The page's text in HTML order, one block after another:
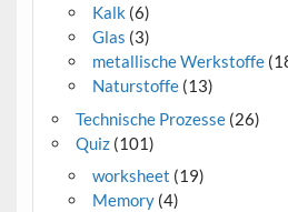
Kalk (6)
Glas (3)
metallische Werkstoffe
Naturstoffe(13)
Technische Prozesse(26)
Quiz(101)
worksheet (19)
Memory(4)